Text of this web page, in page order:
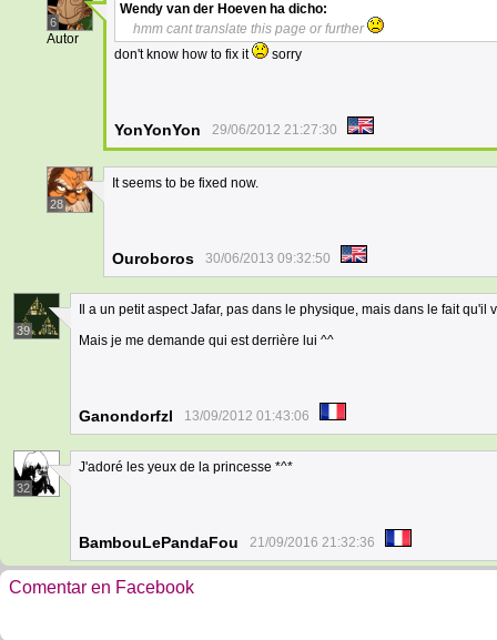
6
Autor
Wendy van der Hoeven ha dicho:
hmm cant translate this page or further
don't know how to fix it
sorry
YonYonYon 29/06/2012 21:27:30
28
It seems to be fixed now.
Ouroboros 30/06/2013 09:32:50
39
Il a un petit aspect Jafar, pas dans le physique, mais dans le fait
Mais je me demande qui est derrière lui ^^
Ganondorfzl 13/09/2012 01:43:06
32
J'adoré les yeux de la princesse *^*
BambouLePandaFou 21/09/2016 21:32:36
Comentar en Facebook